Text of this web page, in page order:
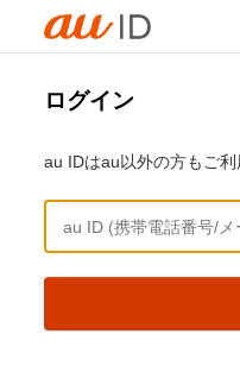
ログイン
au IDはau以外の方もご利